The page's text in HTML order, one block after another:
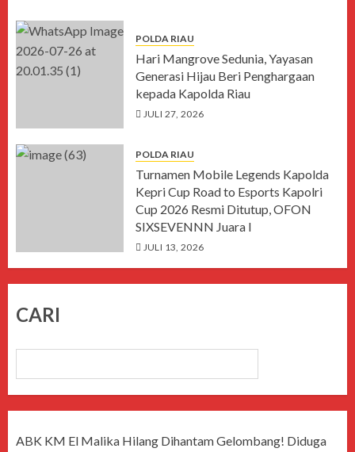
POLDA RIAU
Hari Mangrove Sedunia, Yayasan
Generasi Hijau Beri Penghargaan
kepada Kapolda Riau
JULI 27, 2026
POLDA RIAU
Turnamen Mobile Legends Kapolda
Kepri Cup Road to Esports Kapolri
Cup 2026 Resmi Ditutup, OFON
SIXSEVENNN Juara I
JULI 13, 2026
CARI
ABK KM El Malika Hilang Dihantam Gelombang! Diduga